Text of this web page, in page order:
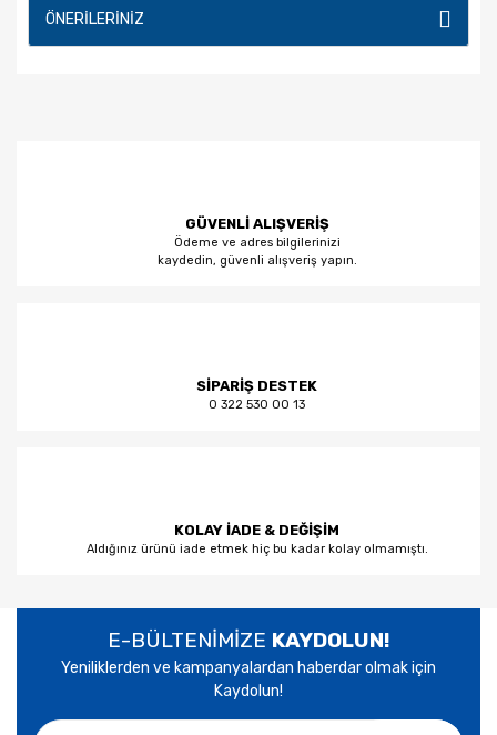
ÖNERILERINIZ
GÜVENLİ ALIŞVERİŞ
Ödeme ve adres bilgilerinizi
kaydedin, güvenli alışveriş yapın.
SİPARİŞ DESTEK
0 322 530 00 13
KOLAY İADE & DEĞİŞİM
Aldığınız ürünü iade etmek hiç bu kadar kolay olmamıştı.
E-BÜLTENİMİZE KAYDOLUN!
Yeniliklerden ve kampanyalardan haberdar olmak için
Kaydolun!